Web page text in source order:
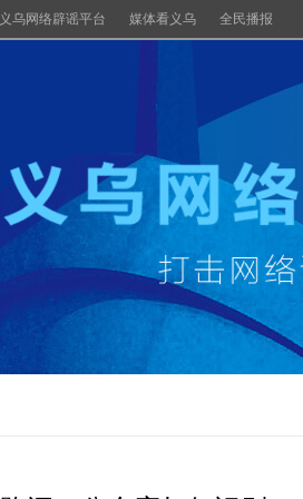
义乌网络辟谣平台 媒体看义乌 全民播报